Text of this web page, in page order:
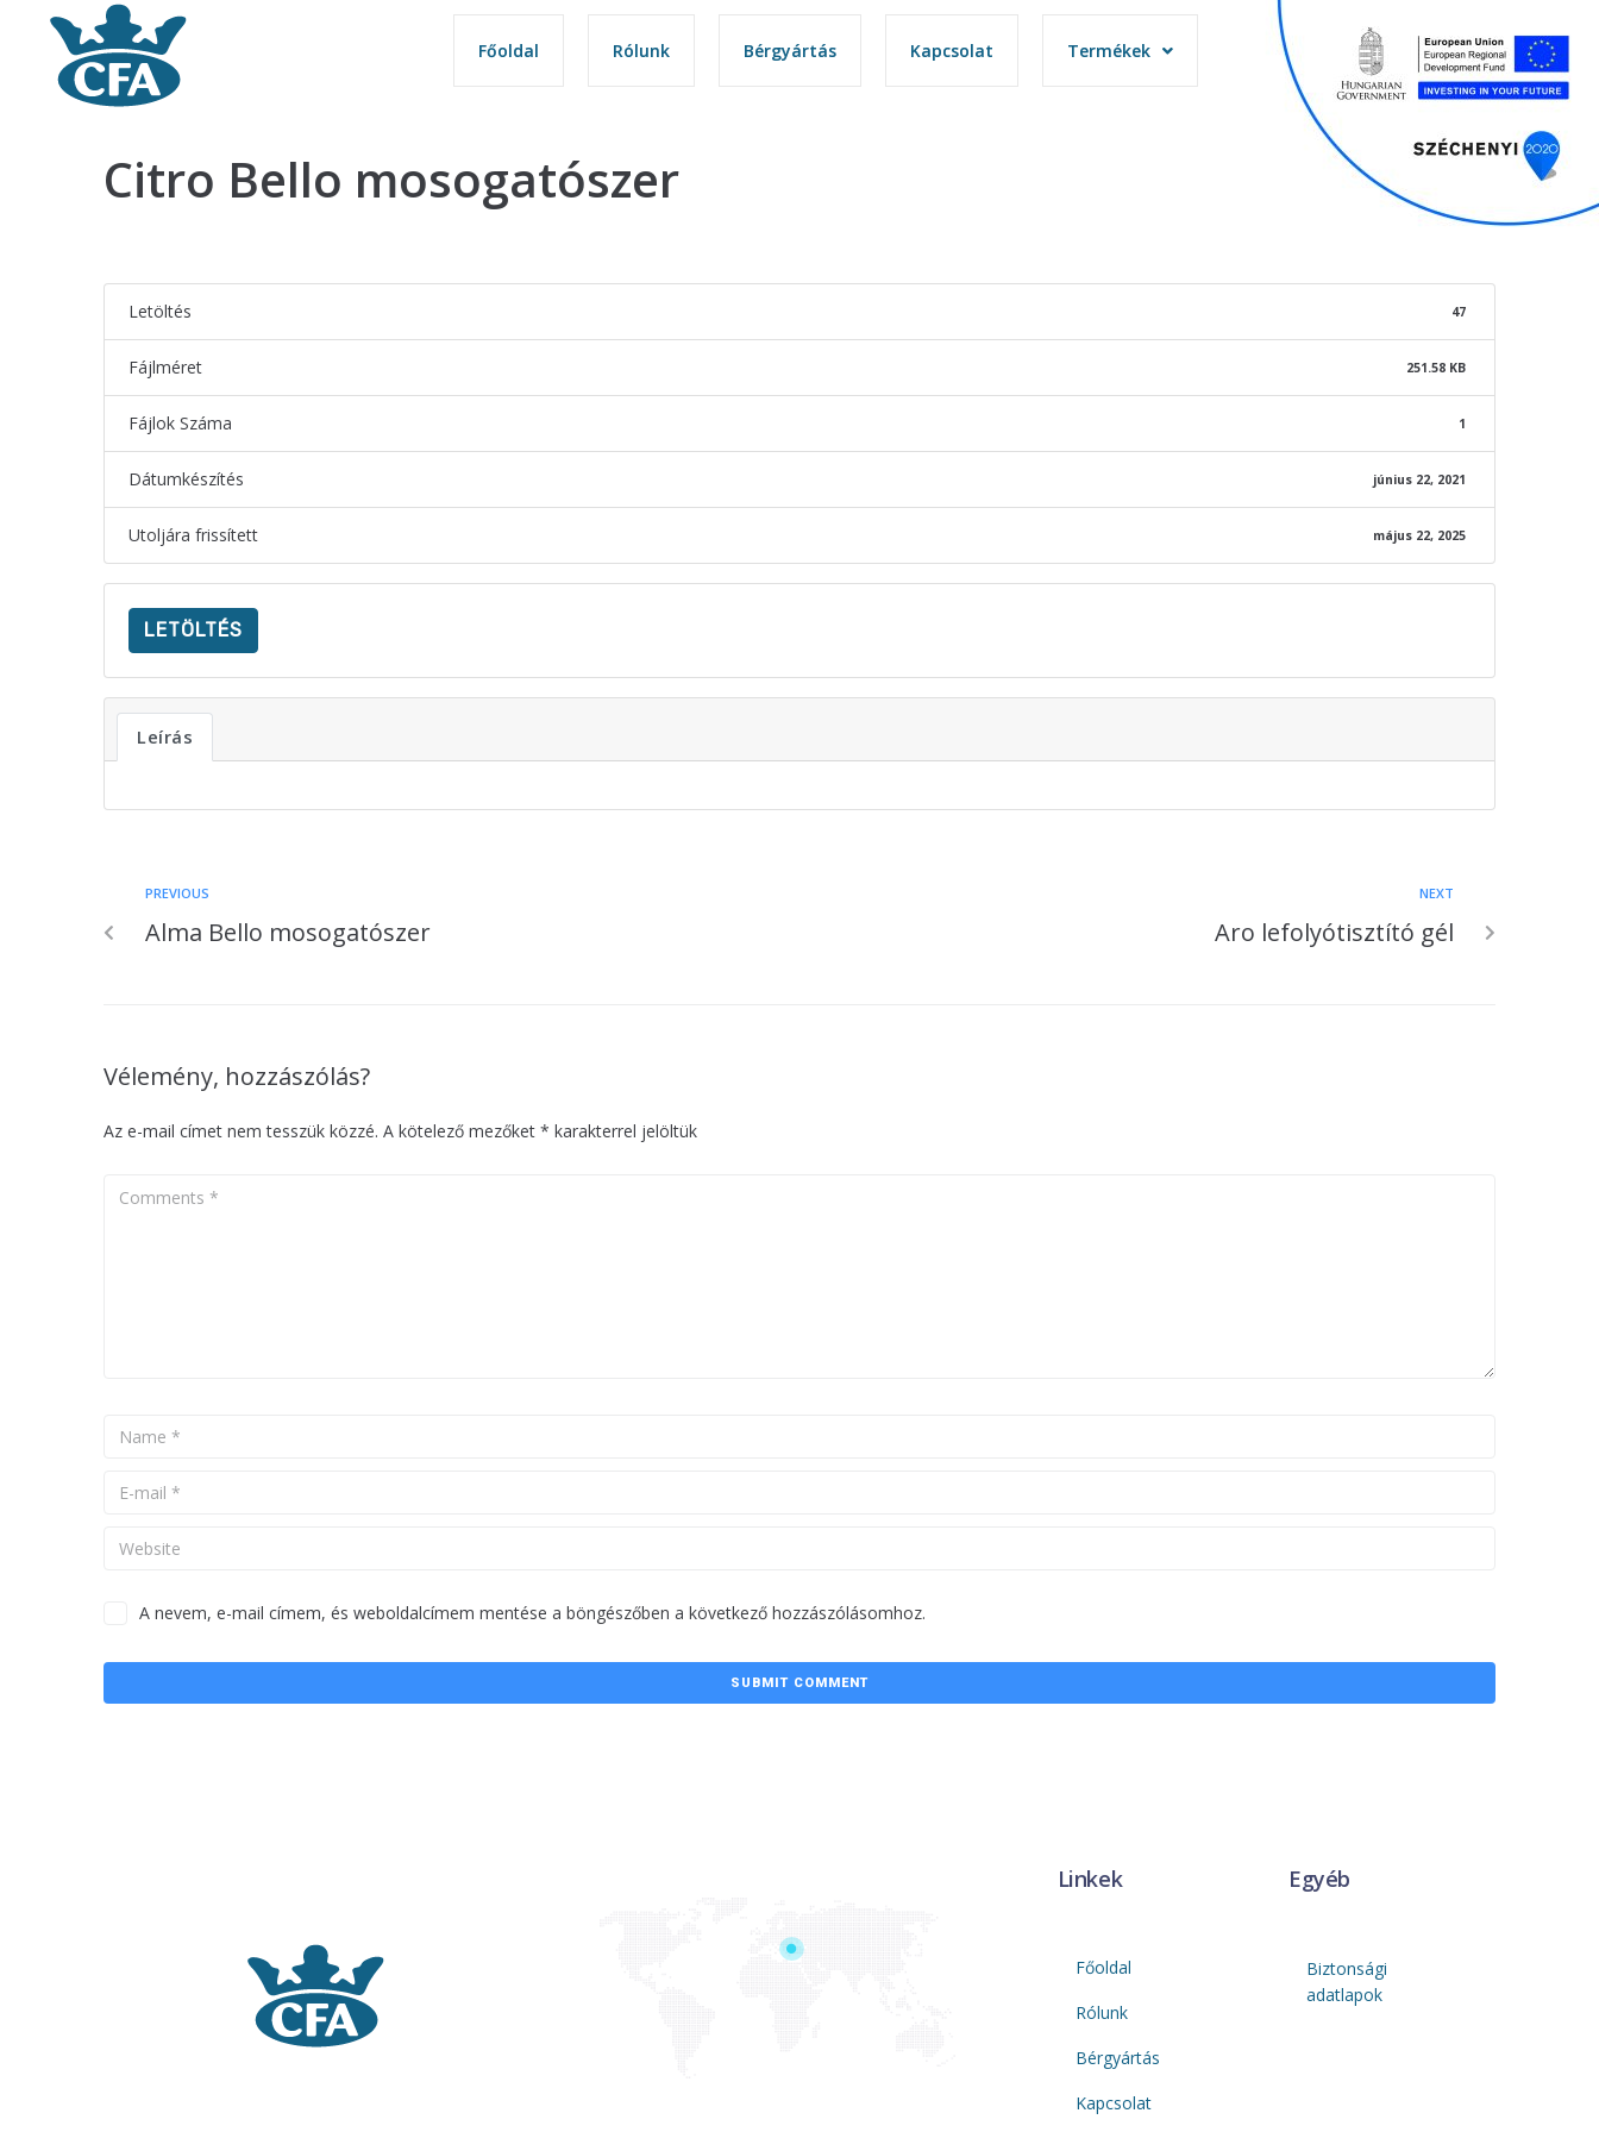
Főoldal Rólunk Bérgyártás Kapcsolat Termékek
Főoldal Rólunk Bérgyártás Kapcsolat Termékek
Citro Bello mosogatószer
Letöltés 47
Fájlméret 251.58 KB
Fájlok Száma 1
Dátumkészítés június 22, 2021
Utoljára frissített május 22, 2025
LETÖLTÉS
Leírás
PREVIOUS
Alma Bello mosogatószer
NEXT
Aro lefolyótisztító gél
Vélemény, hozzászólás?
Az e-mail címet nem tesszük közzé. A kötelező mezőket * karakterrel jelöltük
A nevem, e-mail címem, és weboldalcímem mentése a böngészőben a következő hozzászólásomhoz.
Linkek
Főoldal
Rólunk
Bérgyártás
Kapcsolat
Egyéb
Biztonsági
adatlapok